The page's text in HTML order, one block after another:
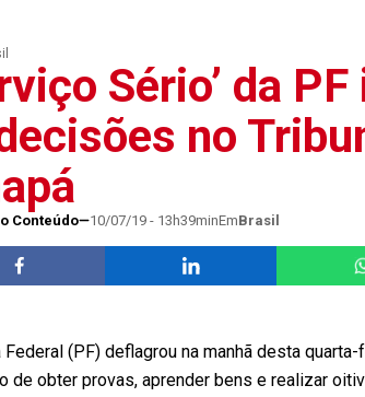
Sério’ da
no
Conteúdo 10/07/19 - 13h39minEmBrasil
(PF) deflagrou na manhã desta
de obter provas, aprender bens e realizar